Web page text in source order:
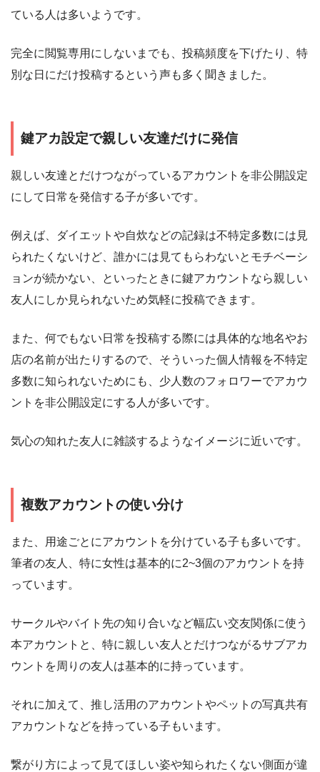
ている人は多いようです。
完全に閲覧専用にしないまでも、投稿頻度を下げたり、特
別な日にだけ投稿するという声も多く聞きました。
鍵アカ設定で親しい友達だけに発信
親しい友達とだけつながっているアカウントを非公開設定
にして日常を発信する子が多いです。
例えば、ダイエットや自炊などの記録は不特定多数には見
られたくないけど、誰かには見てもらわないとモチベーシ
ョンが続かない、といったときに鍵アカウントなら親しい
友人にしか見られないため気軽に投稿できます。
また、何でもない日常を投稿する際には具体的な地名やお
店の名前が出たりするので、そういった個人情報を不特定
多数に知られないためにも、少人数のフォロワーでアカウ
ントを非公開設定にする人が多いです。
気心の知れた友人に雑談するようなイメージに近いです。
複数アカウントの使い分け
また、用途ごとにアカウントを分けている子も多いです。
筆者の友人、特に女性は基本的に2~3個のアカウントを持
っています。
サークルやバイト先の知り合いなど幅広い交友関係に使う
本アカウントと、特に親しい友人とだけつながるサブアカ
ウントを周りの友人は基本的に持っています。
それに加えて、推し活用のアカウントやペットの写真共有
アカウントなどを持っている子もいます。
繋がり方によって見てほしい姿や知られたくない側面が違